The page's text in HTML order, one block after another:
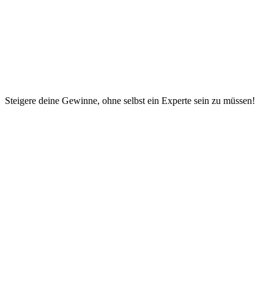
Steigere deine Gewinne, ohne selbst ein Experte sein zu müssen!